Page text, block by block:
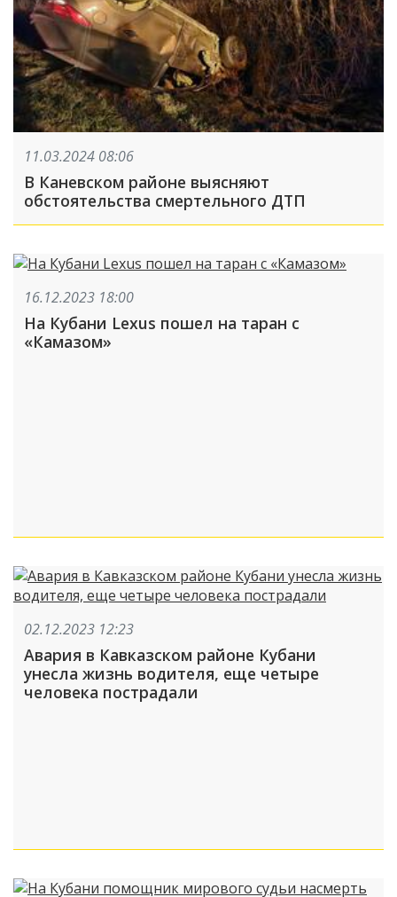
11.03.2024 08:06
В Каневском районе выясняют
обстоятельства смертельного ДТП
16.12.2023 18:00
На Кубани Lexus пошел на таран с
«Камазом»
02.12.2023 12:23
Авария в Кавказском районе Кубани
унесла жизнь водителя, еще четыре
человека пострадали